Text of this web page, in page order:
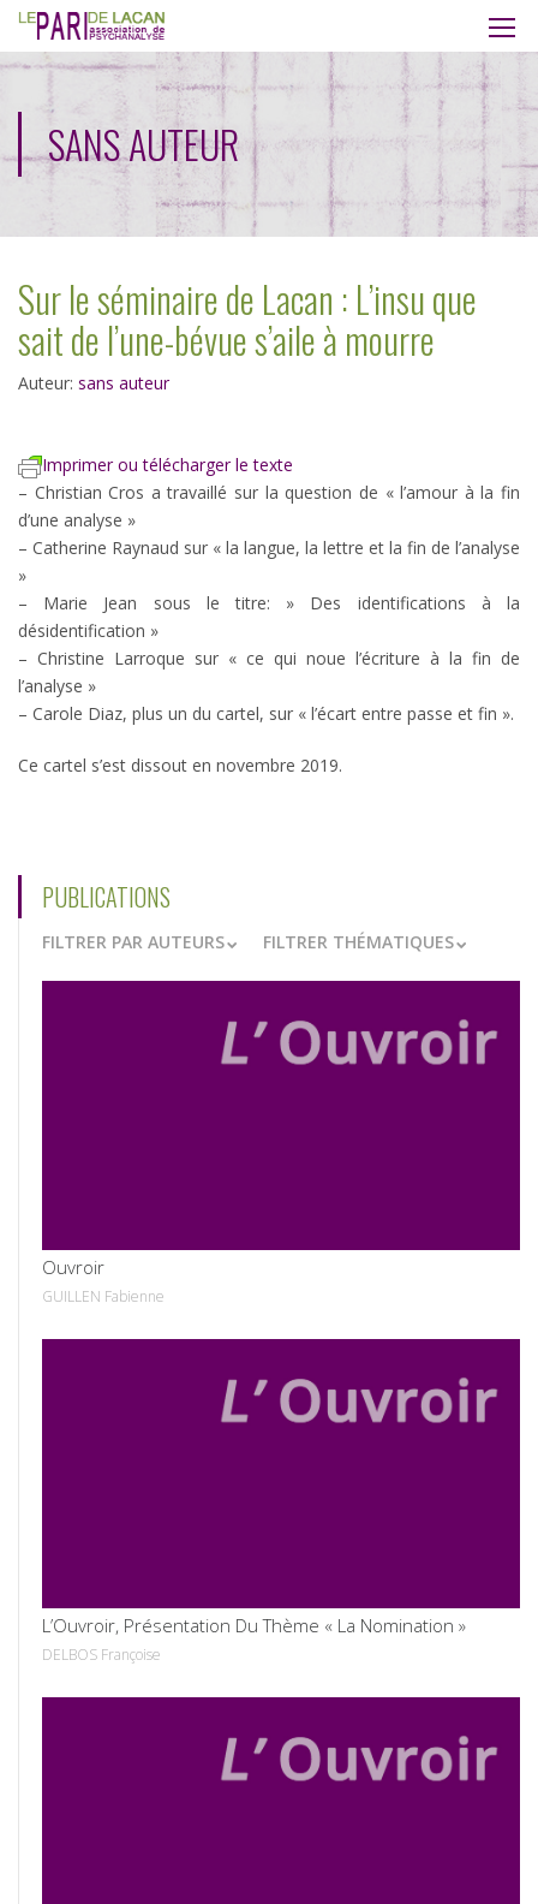
SANS AUTEUR
Sur le séminaire de Lacan : L’insu que
sait de l’une-bévue s’aile à mourre
Auteur: sans auteur
Imprimer ou télécharger le texte
– Christian Cros a travaillé sur la question de « l’amour à la fin
d’une analyse »
– Catherine Raynaud sur « la langue, la lettre et la fin de l’analyse
»
– Marie Jean sous le titre: » Des identifications à la
désidentification »
– Christine Larroque sur « ce qui noue l’écriture à la fin de
l’analyse »
– Carole Diaz, plus un du cartel, sur « l’écart entre passe et fin ».
Ce cartel s’est dissout en novembre 2019.
PUBLICATIONS
FILTRER PAR AUTEURS FILTRER THÉMATIQUES
Ouvroir
GUILLEN Fabienne
L’Ouvroir, Présentation Du Thème « La Nomination »
DELBOS Françoise